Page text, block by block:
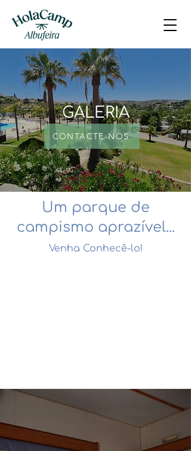
GALERIA
CONTACTE-NOS
Um parque de
campismo aprazível...
Venha Conhecê-lo!